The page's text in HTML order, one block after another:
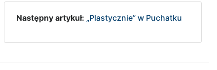
Następny artykuł: „Plastycznie” w Puchatku